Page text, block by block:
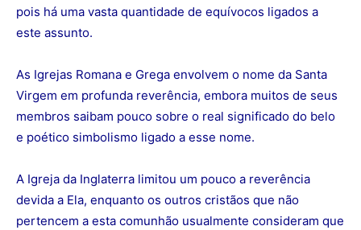
pois há uma vasta quantidade de equívocos ligados a
este assunto.
As Igrejas Romana e Grega envolvem o nome da Santa
Virgem em profunda reverência, embora muitos de seus
membros saibam pouco sobre o real significado do belo
e poético simbolismo ligado a esse nome.
A Igreja da Inglaterra limitou um pouco a reverência
devida a Ela, enquanto os outros cristãos que não
pertencem a esta comunhão usualmente consideram que